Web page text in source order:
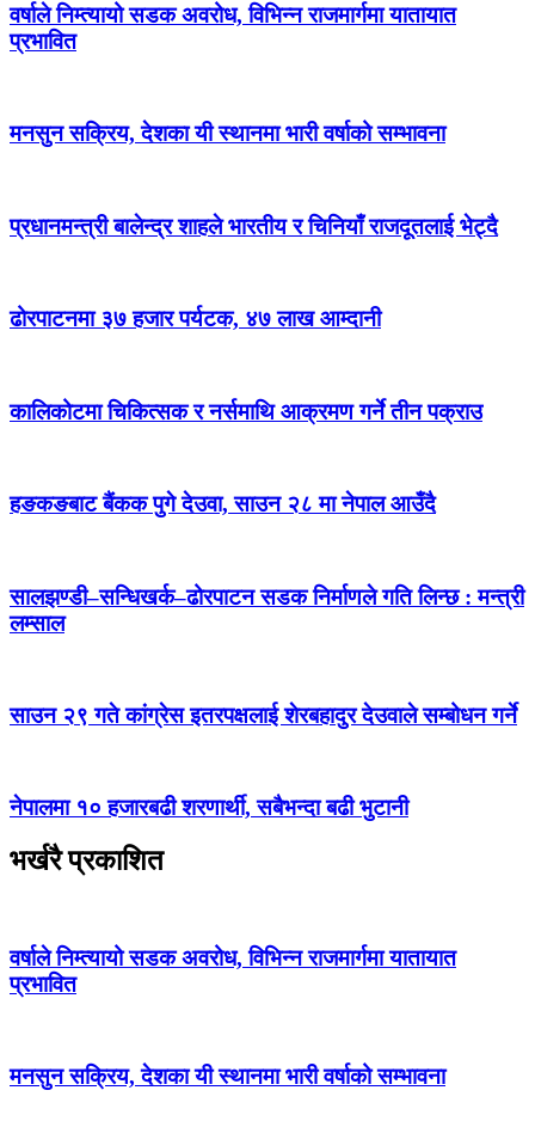
वर्षाले निम्त्यायो सडक अवरोध, विभिन्न राजमार्गमा यातायात
प्रभावित
मनसुन सक्रिय, देशका यी स्थानमा भारी वर्षाको सम्भावना
प्रधानमन्त्री बालेन्द्र शाहले भारतीय र चिनियाँ राजदूतलाई भेट्दै
ढोरपाटनमा ३७ हजार पर्यटक, ४७ लाख आम्दानी
कालिकोटमा चिकित्सक र नर्समाथि आक्रमण गर्ने तीन पक्राउ
हङकङबाट बैंकक पुगे देउवा, साउन २८ मा नेपाल आउँदै
सालझण्डी–सन्धिखर्क–ढोरपाटन सडक निर्माणले गति लिन्छ : मन्त्री
लम्साल
साउन २९ गते कांग्रेस इतरपक्षलाई शेरबहादुर देउवाले सम्बोधन गर्ने
नेपालमा १० हजारबढी शरणार्थी, सबैभन्दा बढी भुटानी
भर्खरै प्रकाशित
वर्षाले निम्त्यायो सडक अवरोध, विभिन्न राजमार्गमा यातायात
प्रभावित
मनसुन सक्रिय, देशका यी स्थानमा भारी वर्षाको सम्भावना